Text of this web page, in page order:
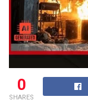
0
SHARES